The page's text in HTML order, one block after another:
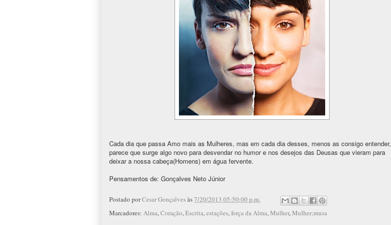
Cada dia que passa Amo mais as Mulheres, mas em cada dia desses, menos as consigo entender,
parece que surge algo novo para desvendar no humor e nos desejos das Deusas que vieram para
deixar a nossa cabeça(Homens) em água fervente.
Pensamentos de: Gonçalves Neto Júnior
Postado porCesar Gonçalvesàs7/20/2013 05:50:00 p.m.
Marcadores: Alma,Coração,Escrita,estações,força da Alma,Mulher,Mulher;musa